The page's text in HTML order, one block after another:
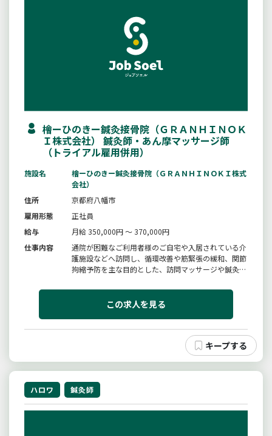
檜ーひのきー鍼灸接骨院（ＧＲＡＮＨＩＮＯＫ
Ｉ株式会社） 鍼灸師・あん摩マッサージ師
（トライアル雇用併用）
施設名
檜ーひのきー鍼灸接骨院（ＧＲＡＮＨＩＮＯＫＩ株式
会社）
住所
京都府八幡市
雇用形態
正社員
給与
月給 350,000円 ～ 370,000円
仕事内容
通院が困難なご利用者様のご自宅や入居されている介
護施設などへ訪問し、循環改善や筋緊張の緩和、関節
拘縮予防を主な目的とした、訪問マッサージや鍼灸・
能訓練■パソコン入力、書類作成■カンファレンス、
サービス担当者会議参加■その他庶務軽作業など変更
この求人を見る
ハロワ 鍼灸師